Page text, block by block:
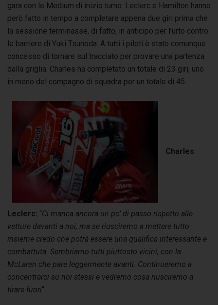
gara con le Medium di inizio turno. Leclerc e Hamilton hanno
però fatto in tempo a completare appena due giri prima che
la sessione terminasse, di fatto, in anticipo per l’urto contro
le barriere di Yuki Tsunoda. A tutti i piloti è stato comunque
concesso di tornare sul tracciato per provare una partenza
dalla griglia. Charles ha completato un totale di 23 giri, uno
in meno del compagno di squadra per un totale di 45.
Charles
Leclerc: “Ci manca ancora un po’ di passo rispetto alle
vetture davanti a noi, ma se riusciremo a mettere tutto
insieme credo che potrà essere una qualifica interessante e
combattuta. Sembriamo tutti piuttosto vicini, con la
McLaren che pare leggermente avanti. Continueremo a
concentrarci su noi stessi e vedremo cosa riusciremo a
tirare fuori“.